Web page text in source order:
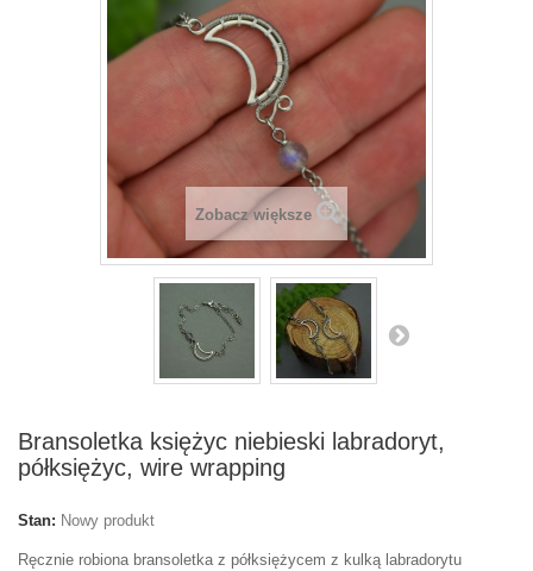
Zobacz większe
Bransoletka księżyc niebieski labradoryt,
półksiężyc, wire wrapping
Stan: Nowy produkt
Ręcznie robiona bransoletka z półksiężycem z kulką labradorytu